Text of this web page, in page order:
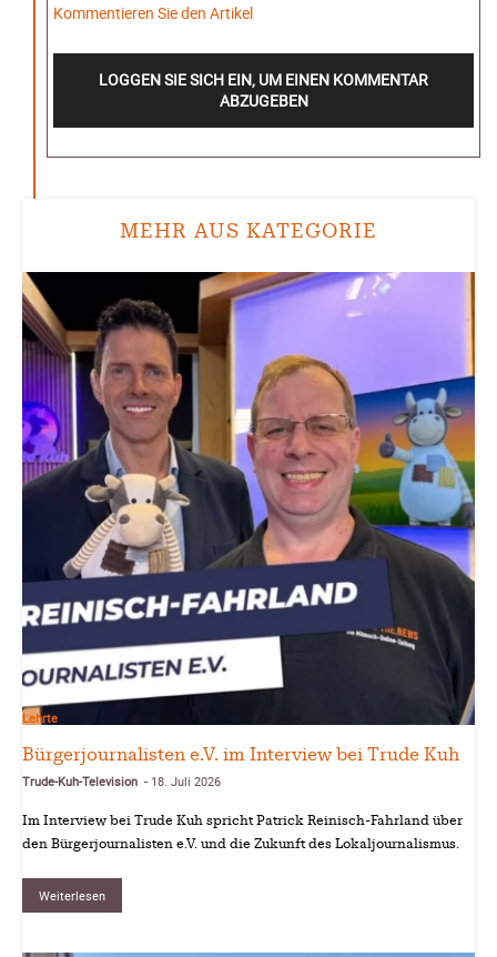
MEHR AUS KATEGORIE
Lehrte
Bürgerjournalisten e.V. im Interview bei Trude Kuh
Trude-Kuh-Television - 18. Juli 2026
Im Interview bei Trude Kuh spricht Patrick Reinisch-Fahrland über
den Bürgerjournalisten e.V. und die Zukunft des Lokaljournalismus.
Weiterlesen
Kommentieren Sie den Artikel
LOGGEN SIE SICH EIN, UM EINEN KOMMENTAR
ABZUGEBEN